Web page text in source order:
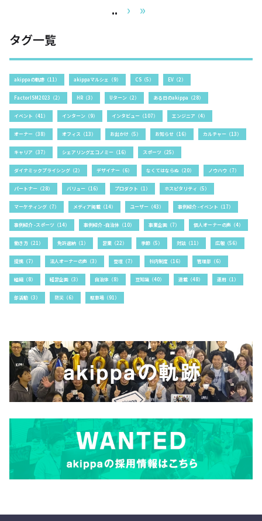
..
›
»
タグ一覧
akippaの軌跡（11） akippaマルシェ（9） CS（5） EV（2）
FactorISM2023（2） HR（3） Uターン（2） ある日のakippa（28）
イベント（41） インターン（9） インタビュー（107） エンジニア（4）
オーナー（38） オフィス（13） お出かけ（5） お知らせ（16） カルチャー（13）
キャリア（37） シェアリングエコノミー（16） スポーツ（25）
ダイナミックプライシング（2） デザイナー（6） なくてはならぬ（20） ノウハウ（7）
パートナー（28） バリュー（16） プロダクト（1） ホスピタリティ（5）
マーケティング（7） メディア掲載（14） ユーザー（43） 事例紹介 -イベント（17）
事例紹介 -スポーツ（14） 事例紹介 -自治体（10） 事業企画（7） 個人オーナーの声（4）
働き方（21） 免許返納（1） 営業（22） 季節（5） 対談（11） 広報（56）
提携（7） 法人オーナーの声（3） 登壇（7） 社内制度（16） 管理部（6）
組織（8） 経営企画（3） 自治体（8） 豆知識（40） 連載（48） 運用（1）
部活動（3） 防災（6） 駐車場（91）